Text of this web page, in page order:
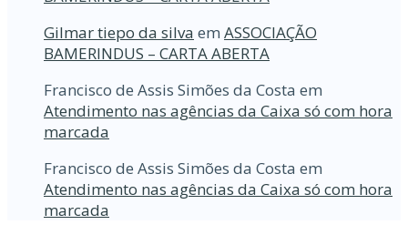
Gilmar tiepo da silva em ASSOCIAÇÃO
BAMERINDUS – CARTA ABERTA
Francisco de Assis Simões da Costa em
Atendimento nas agências da Caixa só com hora
marcada
Francisco de Assis Simões da Costa em
Atendimento nas agências da Caixa só com hora
marcada